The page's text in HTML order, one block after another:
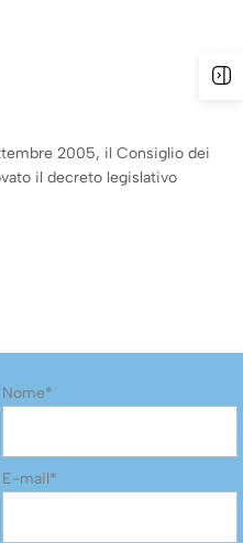
2005, il Consiglio dei
il decreto legislativo
Nome*
E-mail*